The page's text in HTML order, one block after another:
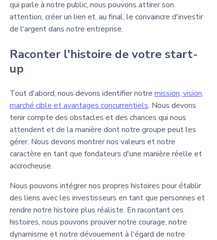
qui parle à notre public, nous pouvons attirer son
attention, créer un lien et, au final, le convaincre d'investir
de l'argent dans notre entreprise.
Raconter l'histoire de votre start-
up
Tout d'abord, nous devons identifier notre mission, vision,
marché cible et avantages concurrentiels. Nous devons
tenir compte des obstacles et des chances qui nous
attendent et de la manière dont notre groupe peut les
gérer. Nous devons montrer nos valeurs et notre
caractère en tant que fondateurs d'une manière réelle et
accrocheuse.
Nous pouvons intégrer nos propres histoires pour établir
des liens avec les investisseurs en tant que personnes et
rendre notre histoire plus réaliste. En racontant ces
histoires, nous pouvons prouver notre courage, notre
dynamisme et notre dévouement à l'égard de notre